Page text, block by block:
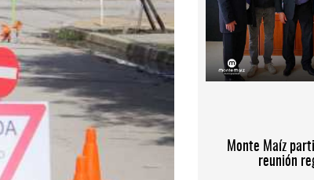
Monte Maíz
reunión